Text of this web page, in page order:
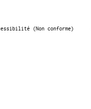
(Non conforme)